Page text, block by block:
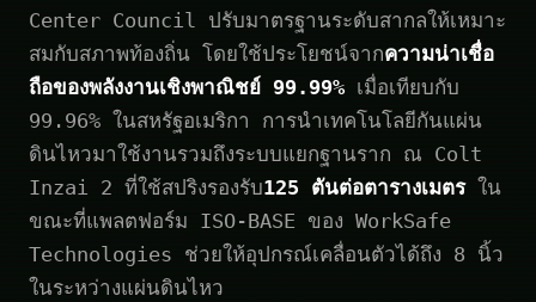
Center Council ปรับมาตรฐานระดับสากลให้เหมาะ
สมกับสภาพท้องถิ่น โดยใช้ประโยชน์จากความน่าเชื่อ
ถือของพลังงานเชิงพาณิชย์ 99.99% เมื่อเทียบกับ
99.96% ในสหรัฐอเมริกา การนำเทคโนโลยีกันแผ่น
ดินไหวมาใช้งานรวมถึงระบบแยกฐานราก ณ Colt
Inzai 2 ที่ใช้สปริงรองรับ125 ตันต่อตารางเมตรใน
ขณะที่แพลตฟอร์ม ISO-BASE ของ WorkSafe
Technologies ช่วยให้อุปกรณ์เคลื่อนตัวได้ถึง 8 นิ้ว
ในระหว่างแผ่นดินไหว